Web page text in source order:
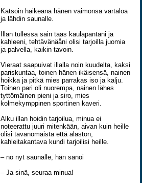
Katsoin haikeana hänen vaimonsa vartaloa
ja lähdin saunalle.
Illan tullessa sain taas kaulapantani ja
kahleeni, tehtävänäåni olisi tarjoilla juomia
ja palvella, kaikin tavoin.
Vieraat saapuivat illalla noin kuudelta, kaksi
pariskuntaa, toinen hänen ikäisensä, nainen
hoikka ja pitkä mies parrakas iso ja kalju.
Toinen pari oli nuorempa, nainen lähes
tyttömäinen pieni ja siro, mies
kolmekymppinen sportinen kaveri.
Alku illan hoidin tarjoilua, minua ei
noteerattu juuri mitenkään, aivan kuin heille
olisi tavanomaista että alaston,
kahleitakantava kundi tarjoilisi heille.
– no nyt saunalle, hän sanoi
– Ja sinä, seuraa minua!